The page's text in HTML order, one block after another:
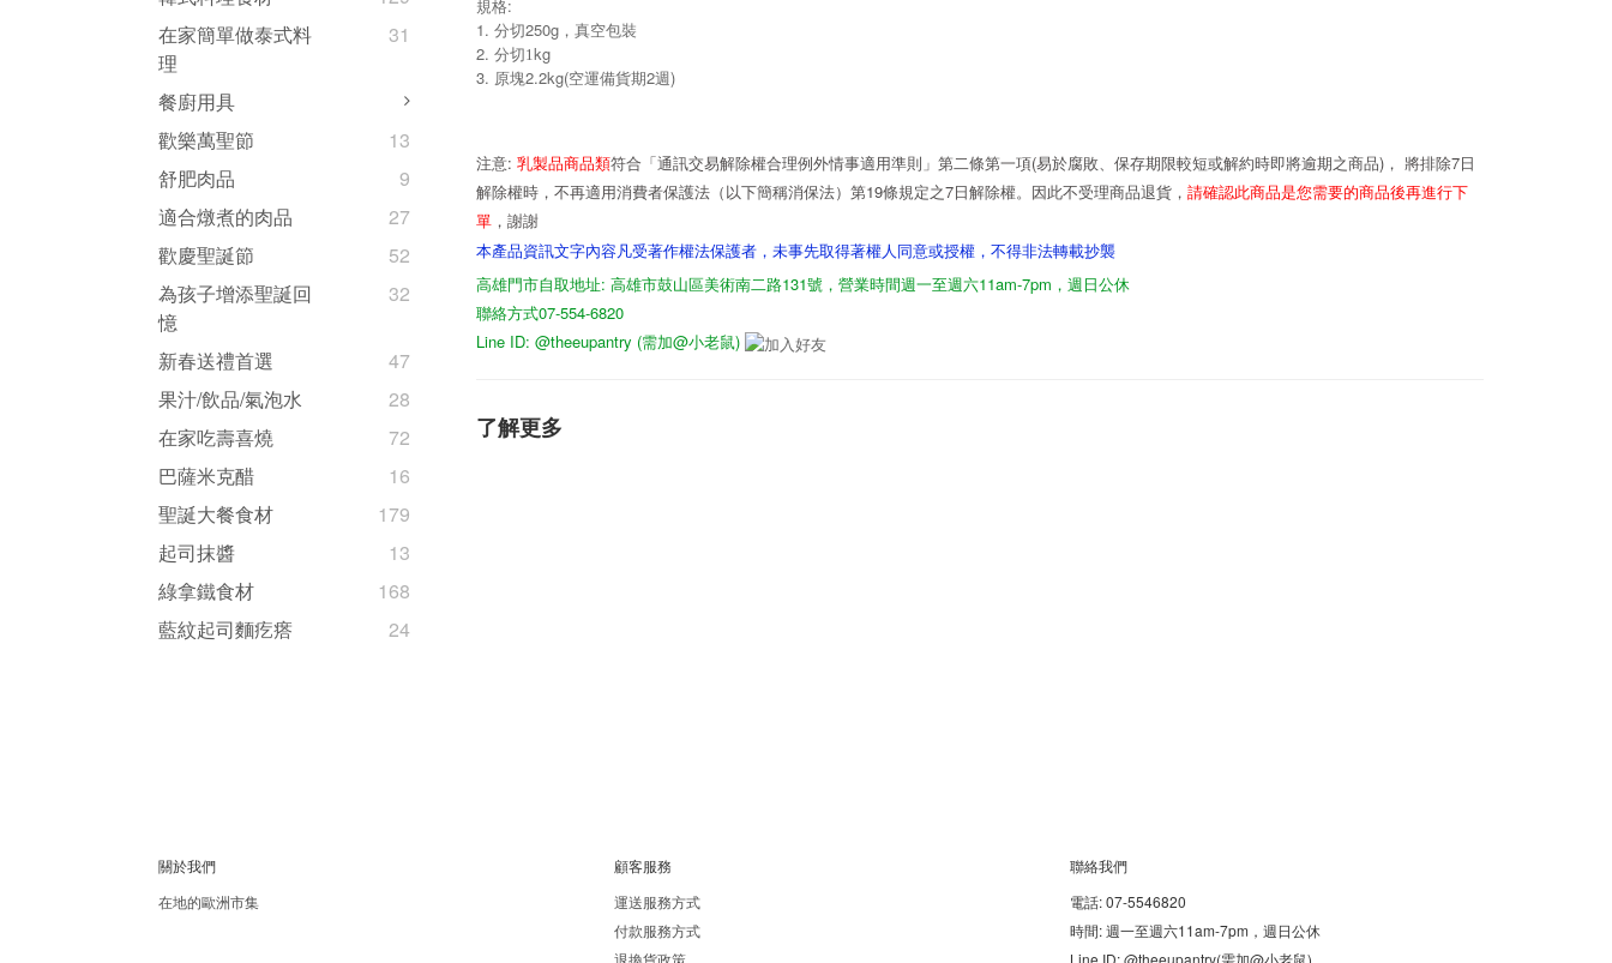
在家簡單做泰式料
理
31
餐廚用具
歡樂萬聖節
13
舒肥肉品
9
適合燉煮的肉品
27
歡慶聖誕節
52
為孩子增添聖誕回
憶
32
新春送禮首選
47
果汁/飲品/氣泡水
28
在家吃壽喜燒
72
巴薩米克醋
16
聖誕大餐食材
179
起司抹醬
13
綠拿鐵食材
168
藍紋起司麵疙瘩
24
規格:
1. 分切250g，真空包裝
2. 分切1kg
3. 原塊2.2kg(空運備貨期2週)
注意: 乳製品商品類符合「通訊交易解除權合理例外情事適用準則」第二條第一項(易於腐敗、保存期限較短或解約時即將逾期之商品)， 將排除7日
解除權時，不再適用消費者保護法（以下簡稱消保法）第19條規定之7日解除權。因此不受理商品退貨， 請確認此商品是您需要的商品後再進行下
單 ，謝謝
本產品資訊文字內容凡受著作權法保護者，未事先取得著權人同意或授權，不得非法轉載抄襲
高雄門市自取地址: 高雄市鼓山區美術南二路131號，營業時間週一至週六11am-7pm，週日公休
聯絡方式07-554-6820
Line ID: @theeupantry (需加@小老鼠)
了解更多
關於我們
在地的歐洲市集
顧客服務
運送服務方式
付款服務方式
聯絡我們
電話: 07-5546820
時間: 週一至週六11am-7pm，週日公休